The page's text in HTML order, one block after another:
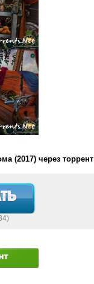
(2017) через торрент